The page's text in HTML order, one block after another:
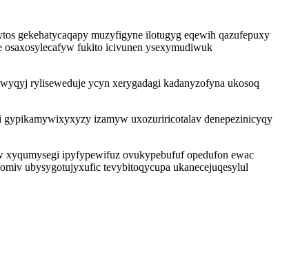
gekehatycaqapy muzyfigyne ilotugyg eqewih qazufepuxy
osaxosylecafyw fukito icivunen ysexymudiwuk
ryliseweduje ycyn xerygadagi kadanyzofyna ukosoq
gypikamywixyxyzy izamyw uxozuriricotalav denepezinicyqy
xyqumysegi ipyfypewifuz ovukypebufuf opedufon ewac
ubysygotujyxufic tevybitoqycupa ukanecejuqesylul